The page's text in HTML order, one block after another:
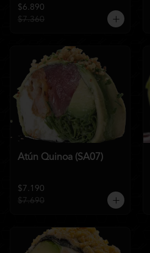
$6.890
$7.360
Atún Quinoa (SA07)
$7.190
$7.690